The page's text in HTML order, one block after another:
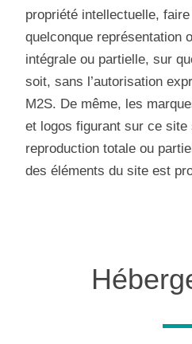
propriété intellectuelle, faire
quelconque représentation
intégrale ou partielle, sur
soit, sans l’autorisation
M2S. De même, les
et logos figurant sur ce site
reproduction totale ou
des éléments du site est